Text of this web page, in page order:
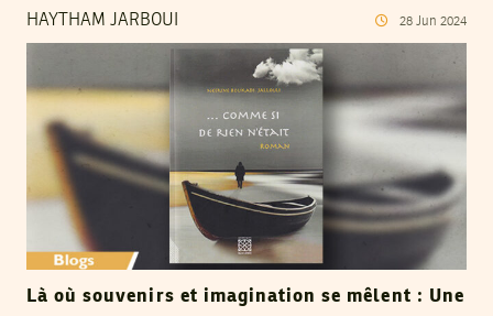
HAYTHAM JARBOUI 28 Jun 2024
Là où souvenirs et imagination se mêlent : Une